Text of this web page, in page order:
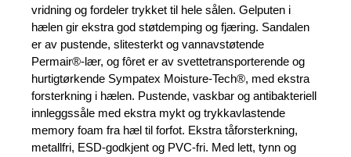
vridning og fordeler trykket til hele sålen. Gelputen i
hælen gir ekstra god støtdemping og fjæring. Sandalen
er av pustende, slitesterkt og vannavstøtende
Permair®-lær, og fôret er av svettetransporterende og
hurtigtørkende Sympatex Moisture-Tech®, med ekstra
forsterkning i hælen. Pustende, vaskbar og antibakteriell
innleggssåle med ekstra mykt og trykkavlastende
memory foam fra hæl til forfot. Ekstra tåforsterkning,
metallfri, ESD-godkjent og PVC-fri. Med lett, tynn og